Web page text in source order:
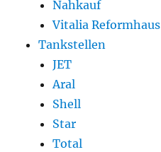
Nahkauf
Vitalia Reformhaus
Tankstellen
JET
Aral
Shell
Star
Total